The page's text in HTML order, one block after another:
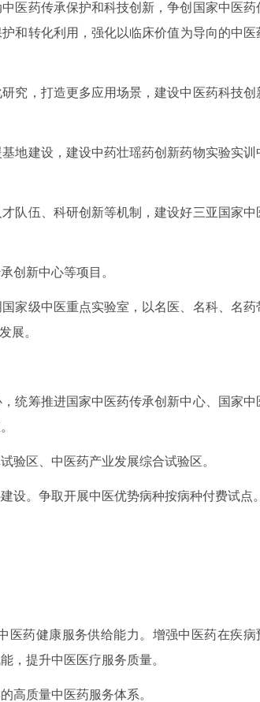
医药传承保护和科技创新，争创国家中医药
和转化利用，强化以临床价值为导向的中医
究，打造更多应用场景，建设中医药科技创
地建设，建设中药壮瑶药创新药物实验实训
队伍、科研创新等机制，建设好三亚国家中
创新中心等项目。
家级中医重点实验室，以名医、名科、名药
展。
统筹推进国家中医药传承创新中心、国家中
验区、中医药产业发展综合试验区。
设。争取开展中医优势病种按病种付费试点。
医药健康服务供给能力。增强中医药在疾病
，提升中医医疗服务质量。
高质量中医药服务体系。